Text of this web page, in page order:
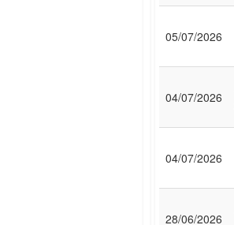
05/07/2026
04/07/2026
04/07/2026
28/06/2026